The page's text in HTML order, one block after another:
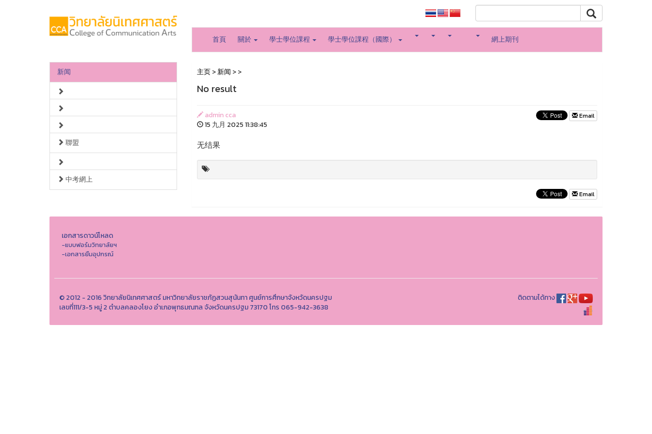
首頁 關於 學士學位課程 學士學位課程（國際） 網上期刊
新闻
聯盟
中考網上
主页>新闻 >>
No result
admin cca
15 九月 2025 11:38:45
Email
无结果
Email
เอกสารดาวน์โหลด
-แบบฟอร์มวิทยาลัยฯ
-เอกสารยืมอุปกรณ์
© 2012 - 2016 วิทยาลัยนิเทศศาสตร์ มหาวิทยาลัยราชภัฏสวนสุนันทา ศูนย์การศึกษาจังหวัดนครปฐม
เลขที่111/3-5 หมู่ 2 ตำบลคลองโยง อำเภอพุทธมณฑล จังหวัดนครปฐม 73170 โทร 065-942-3638
ติดตามได้ทาง